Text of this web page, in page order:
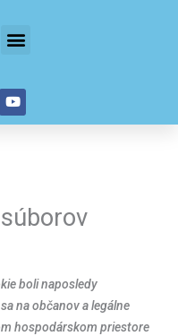
Menu
Y
o
u
boli naposledy
na občanov a legálne
hospodárskom priestore